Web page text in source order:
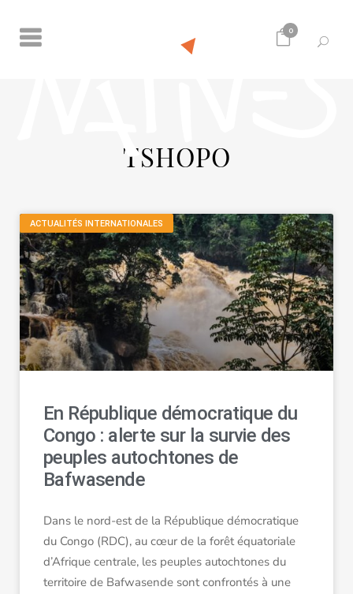
0
TSHOPO
ACTUALITÉS INTERNATIONALES
En République démocratique du
Congo : alerte sur la survie des
peuples autochtones de
Bafwasende
Dans le nord-est de la République démocratique
du Congo (RDC), au cœur de la forêt équatoriale
d’Afrique centrale, les peuples autochtones du
territoire de Bafwasende sont confrontés à une